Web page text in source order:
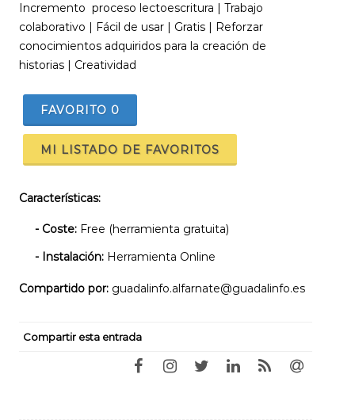
Incremento proceso lectoescritura | Trabajo
colaborativo | Fácil de usar | Gratis | Reforzar
conocimientos adquiridos para la creación de
historias | Creatividad
FAVORITO 0
MI LISTADO DE FAVORITOS
Características:
- Coste: Free (herramienta gratuita)
- Instalación: Herramienta Online
Compartido por: guadalinfo.alfarnate@guadalinfo.es
Compartir esta entrada